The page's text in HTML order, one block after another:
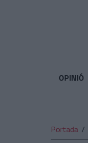
OPINIÓ
Portada